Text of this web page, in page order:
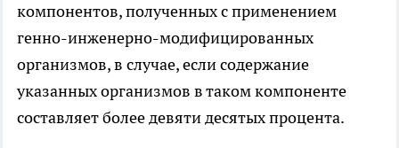
компонентов, полученных с применением
генно-инженерно-модифицированных
организмов, в случае, если содержание
указанных организмов в таком компоненте
составляет более девяти десятых процента.